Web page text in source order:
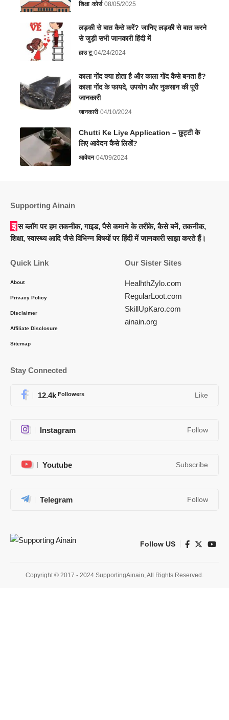
शिक्षा कोर्स 08/05/2025
लड़की से बात कैसे करें? जानिए लड़की से बात करने
से जुड़ी सभी जानकारी हिंदी में
हाउ टू 04/24/2024
काला गोंद क्या होता है और काला गोंद कैसे बनता है?
काला गोंद के फायदे, उपयोग और नुकसान की पूरी
जानकारी
जानकारी 04/10/2024
Chutti Ke Liye Application – छुट्टी के
लिए आवेदन कैसे लिखें?
आवेदन 04/09/2024
Supporting Ainain
इस ब्लॉग पर हम तकनीक, गाइड, पैसे कमाने के तरीके, कैसे बनें, तकनीक,
शिक्षा, स्वास्थ्य आदि जैसे विभिन्न विषयों पर हिंदी में जानकारी साझा करते हैं।
Quick Link
About
Privacy Policy
Disclaimer
Affiliate Disclosure
Sitemap
Our Sister Sites
HealhthZylo.com
RegularLoot.com
SkillUpKaro.com
ainain.org
Stay Connected
12.4k Followers Like
Instagram Follow
Youtube Subscribe
Telegram Follow
Follow US
Copyright © 2017 - 2024 SupportingAinain, All Rights Reserved.